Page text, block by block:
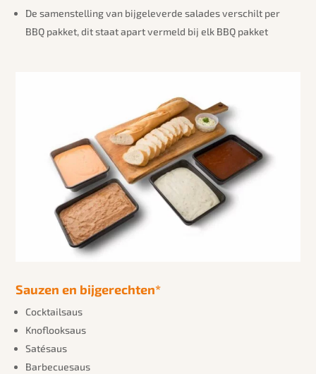
De samenstelling van bijgeleverde salades verschilt per
BBQ pakket, dit staat apart vermeld bij elk BBQ pakket
Sauzen en bijgerechten*
Cocktailsaus
Knoflooksaus
Satésaus
Barbecuesaus